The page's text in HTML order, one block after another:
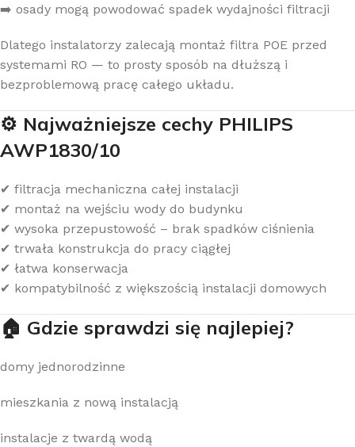
➡️ osady mogą powodować spadek wydajności filtracji
Dlatego instalatorzy zalecają montaż filtra POE przed
systemami RO — to prosty sposób na dłuższą i
bezproblemową pracę całego układu.
⚙️ Najważniejsze cechy PHILIPS
AWP1830/10
✔ filtracja mechaniczna całej instalacji
✔ montaż na wejściu wody do budynku
✔ wysoka przepustowość – brak spadków ciśnienia
✔ trwała konstrukcja do pracy ciągłej
✔ łatwa konserwacja
✔ kompatybilność z większością instalacji domowych
🏠 Gdzie sprawdzi się najlepiej?
domy jednorodzinne
mieszkania z nową instalacją
instalacje z twardą wodą